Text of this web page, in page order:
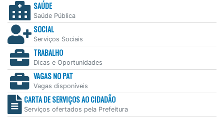
SAÚDE
Saúde Pública
SOCIAL
Serviços Sociais
TRABALHO
Dicas e Oportunidades
VAGAS NO PAT
Vagas disponíveis
CARTA DE SERVIÇOS AO CIDADÃO
Serviços ofertados pela Prefeitura